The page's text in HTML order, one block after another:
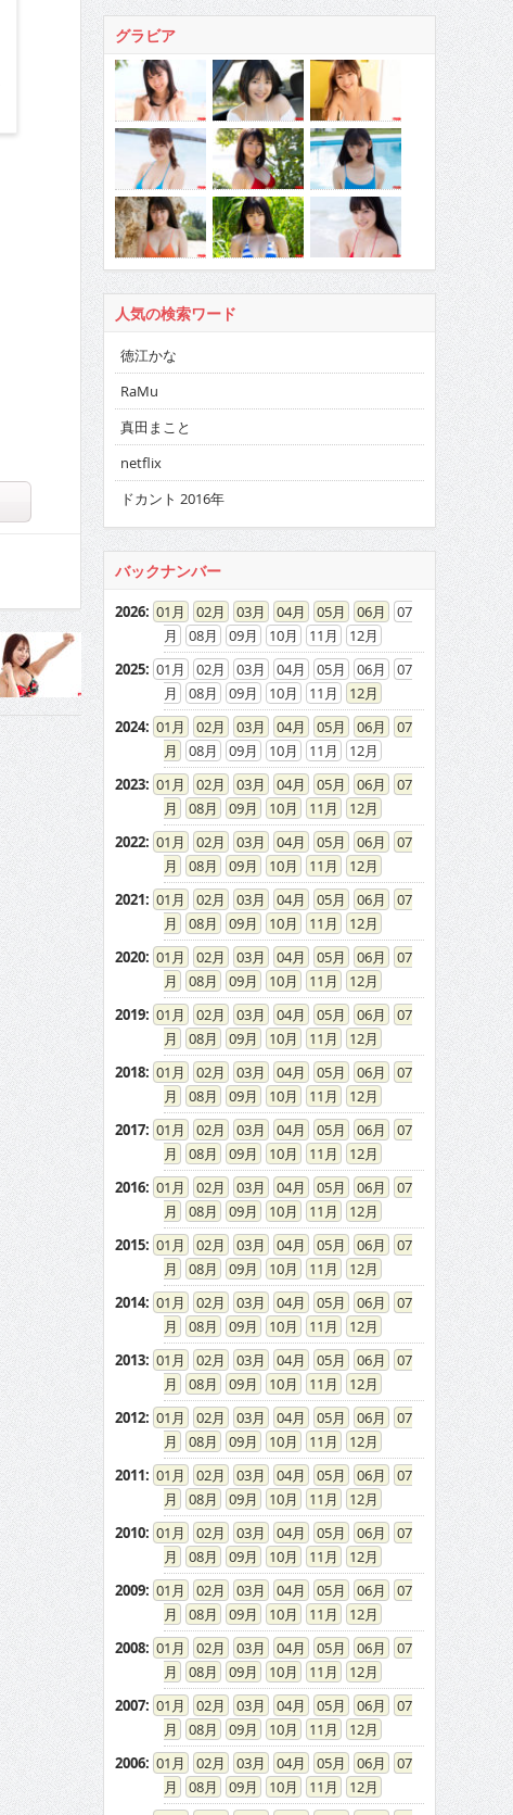
グラビア
人気の検索ワード
徳江かな
RaMu
真田まこと
netflix
ドカント 2016年
バックナンバー
2026: 01 02 03 04 05 06
07
08
09 10 11
12
2025: 01 02 03 04 05 06
07
08
09 10 11
12
2024: 01 02 03 04 05 06
07
08
09 10 11
12
2023: 01 02 03 04 05 06
07
08
09 10 11
12
2022: 01 02 03 04 05 06
07
08
09 10 11
12
2021: 01 02 03 04 05 06
07
08
09 10 11
12
2020: 01 02 03 04 05 06
07
08
09 10 11
12
2019: 01 02 03 04 05 06
07
08
09 10 11
12
2018: 01 02 03 04 05 06
07
08
09 10 11
12
2017: 01 02 03 04 05 06
07
08
09 10 11
12
2016: 01 02 03 04 05 06
07
08
09 10 11
12
2015: 01 02 03 04 05 06
07
08
09 10 11
12
2014: 01 02 03 04 05 06
07
08
09 10 11
12
2013: 01 02 03 04 05 06
07
08
09 10 11
12
2012: 01 02 03 04 05 06
07
08
09 10 11
12
2011: 01 02 03 04 05 06
07
08
09 10 11
12
2010: 01 02 03 04 05 06
07
08
09 10 11
12
2009: 01 02 03 04 05 06
07
08
09 10 11
12
2008: 01 02 03 04 05 06
07
08
09 10 11
12
2007: 01 02 03 04 05 06
07
08
09 10 11
12
2006: 01 02 03 04 05 06
07
08
09 10 11
12